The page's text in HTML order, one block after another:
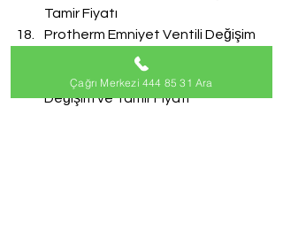
Tamir Fiyatı
Protherm Emniyet Ventili Değişim
ve Tamir Fiyatı
Protherm Doldurma Musluğu
Değişim ve Tamir Fiyatı
Çağrı Merkezi 444 85 31 Ara